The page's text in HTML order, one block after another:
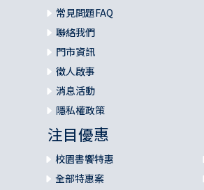
常見問題FAQ
聯絡我們
門市資訊
徵人啟事
消息活動
隱私權政策
注目優惠
校園書饗特惠
全部特惠案